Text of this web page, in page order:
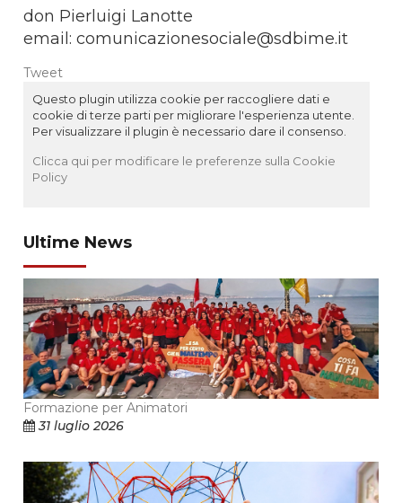
don Pierluigi Lanotte
email:comunicazionesociale@sdbime.it
Tweet
Questo plugin utilizza cookie per raccogliere dati e
cookie di terze parti per migliorare l'esperienza utente.
Per visualizzare il plugin è necessario dare il consenso.
Clicca qui per modificare le preferenze sulla Cookie
Policy
Ultime News
Formazione per Animatori
31 luglio 2026